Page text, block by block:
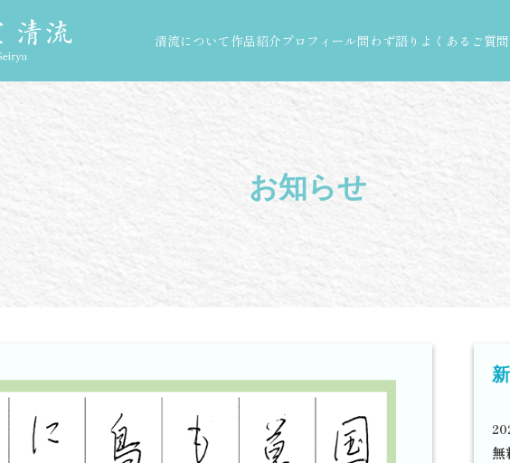
清流について 作品紹介プロフィール問わず語り よくあるご質問
お知らせ
無